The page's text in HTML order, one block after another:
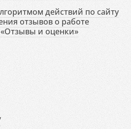
действий по сайту
отзывов о работе
и оценки»